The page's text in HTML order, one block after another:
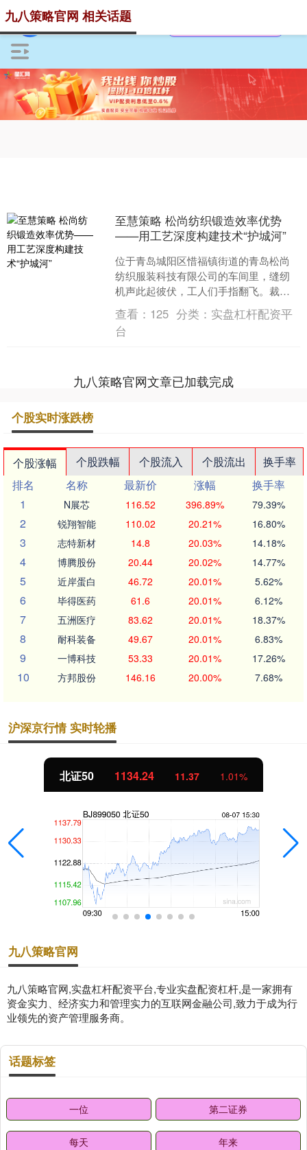
九八策略官网 相关话题
至慧策略 松尚纺织锻造效率优势
——用工艺深度构建技术“护城河”
位于青岛城阳区惜福镇街道的青岛松尚
纺织服装科技有限公司的车间里，缝纫
机声此起彼伏，工人们手指翻飞。裁
剪、缝纫、压胶、上拉链、开口袋……
上百道工序在流水线上有序流....
查看： 125 分类： 实盘杠杆配资平
台
九八策略官网文章已加载完成
个股实时涨跌榜
个股涨幅 个股跌幅 个股流入 个股流出
换手率
排名
名称 最新价 涨幅
换手率
1
N展芯 116.52 396.89% 79.39%
2 锐翔智能 110.02 20.21% 16.80%
3 志特新材 14.8 20.03% 14.18%
4 博腾股份 20.44 20.02% 14.77%
5 近岸蛋白 46.72 20.01% 5.62%
6 毕得医药 61.6 20.01% 6.12%
7 五洲医疗 83.62 20.01% 18.37%
8 耐科装备 49.67 20.01% 6.83%
9 一博科技 53.33 20.01% 17.26%
10 方邦股份 146.16 20.00% 7.68%
沪深京行情 实时轮播
北证50 1134.24 11.37 1.01%
九八策略官网
九八策略官网,实盘杠杆配资平台,专业实盘配资杠杆,是一家拥有
资金实力、经济实力和管理实力的互联网金融公司,致力于成为行
业领先的资产管理服务商。
话题标签
一位 第二证券
每天 年来